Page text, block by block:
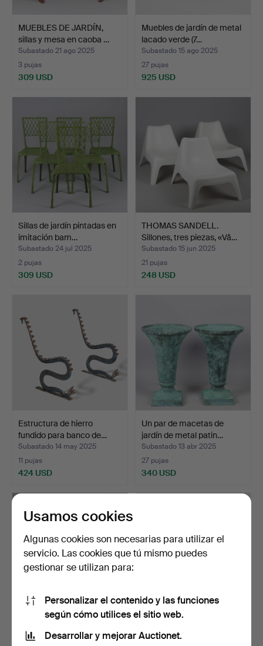
MUEBLES DE JARDÍN,
sillas y mesa en caoba …
Subastado 21 ago 2025
3 pujas
309 USD
Muebles de jardín de metal
lacado verde (7…
Subastado 15 ago 2025
27 pujas
925 USD
Sillas de jardín pintadas en
imitación bam…
Subastado 24 jul 2025
2 pujas
309 USD
THOMAS SANDELL.
Sillones, tres piezas, «Vå…
Subastado 15 jun 2025
21 pujas
248 USD
Estructura de hierro
fundido para banco de…
Subastado 14 may 2025
11 pujas
424 USD
Un par de macetas de
jardín de metal patin…
Subastado 13 abr 2025
27 pujas
340 USD
Una mesa de jardín/mesa
para plantas, meta…
Diseño de jardín de piedra
blanca/hormigón…
Usamos cookies
Algunas cookies son necesarias para utilizar el
servicio. Las cookies que tú mismo puedes
gestionar se utilizan para:
Personalizar el contenido y las funciones
según cómo utilices el sitio web.
Desarrollar y mejorar Auctionet.